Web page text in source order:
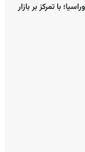
با تمرکز بر بازار